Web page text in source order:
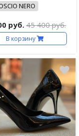
NERO
руб. 45 400 руб.
В корзину